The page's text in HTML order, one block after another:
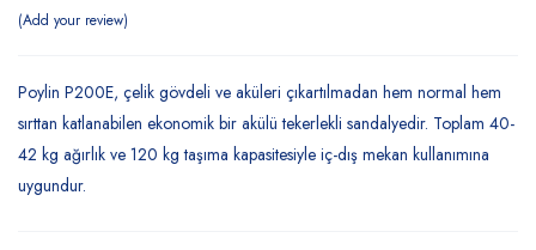
Add your review
Poylin P200E, çelik gövdeli ve aküleri çıkartılmadan hem normal hem
sırttan katlanabilen ekonomik bir akülü tekerlekli sandalyedir. Toplam 40-
42 kg ağırlık ve 120 kg taşıma kapasitesiyle iç-dış mekan kullanımına
uygundur.